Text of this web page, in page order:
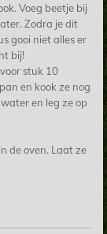
Voeg beetje bij
Zodra je dit
gooi niet alles er
bij!
stuk 10
en kook ze nog
en leg ze op
de oven. Laat ze